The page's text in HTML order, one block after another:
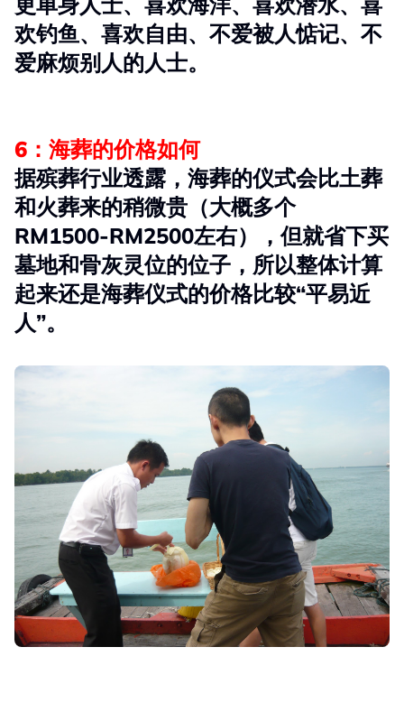
欢钓鱼、喜欢自由、不爱被人惦记、不
爱麻烦别人的人士。
6：海葬的价格如何
据殡葬行业透露，海葬的仪式会比土葬
和火葬来的稍微贵（大概多个
RM1500-RM2500左右），但就省下买
墓地和骨灰灵位的位子，所以整体计算
起来还是海葬仪式的价格比较“平易近
人”。